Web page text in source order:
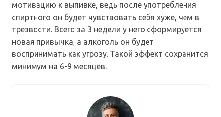
мотивацию к выпивке, ведь после употребления
спиртного он будет чувствовать себя хуже, чем в
трезвости. Всего за 3 недели у него сформируется
новая привычка, а алкоголь он будет
воспринимать как угрозу. Такой эффект сохранится
минимум на 6-9 месяцев.